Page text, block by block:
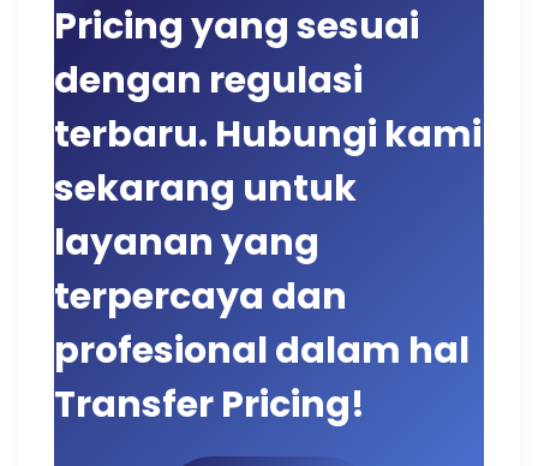
Pricing yang sesuai
dengan regulasi
terbaru. Hubungi kami
sekarang untuk
layanan yang
terpercaya dan
profesional dalam hal
Transfer Pricing!